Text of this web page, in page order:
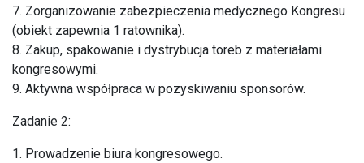
7. Zorganizowanie zabezpieczenia medycznego Kongresu
(obiekt zapewnia 1 ratownika).
8. Zakup, spakowanie i dystrybucja toreb z materiałami
kongresowymi.
9. Aktywna współpraca w pozyskiwaniu sponsorów.
Zadanie 2:
1. Prowadzenie biura kongresowego.